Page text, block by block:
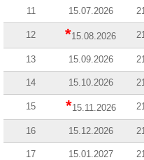
11 15.07.2026
12 *15.08.2026
13 15.09.2026
14 15.10.2026
15 *15.11.2026
16 15.12.2026
17 15.01.2027